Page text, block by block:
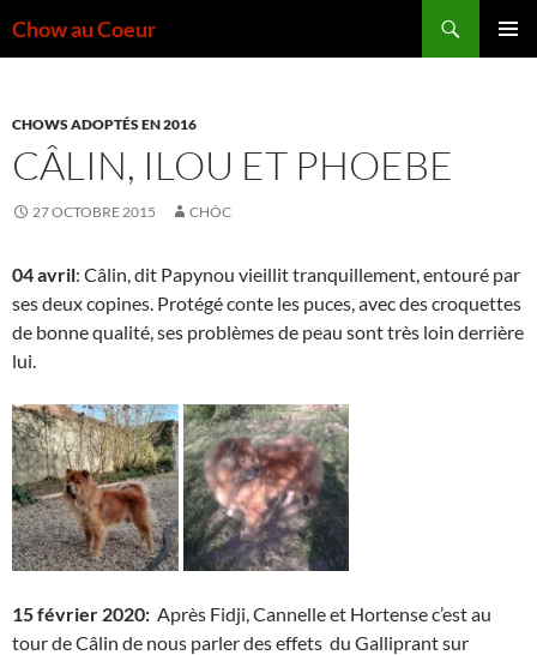
auChow au Coeur
CHOWS ADOPTÉS EN 2016
CÂLIN, ILOU ET PHOEBE
27 OCTOBRE 2015 CHÔC
04 avril: Câlin, dit Papynou vieillit tranquillement, entouré par
ses deux copines. Protégé conte les puces, avec des croquettes
de bonne qualité, ses problèmes de peau sont très loin derrière
lui.
15 février 2020: Après Fidji, Cannelle et Hortense c’est au
tour de Câlin de nous parler des effets du Galliprant sur